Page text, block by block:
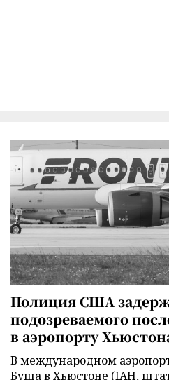
Полиция США
подозреваемого
в аэропорту
В международном
Буша в Хьюстоне (IAH,